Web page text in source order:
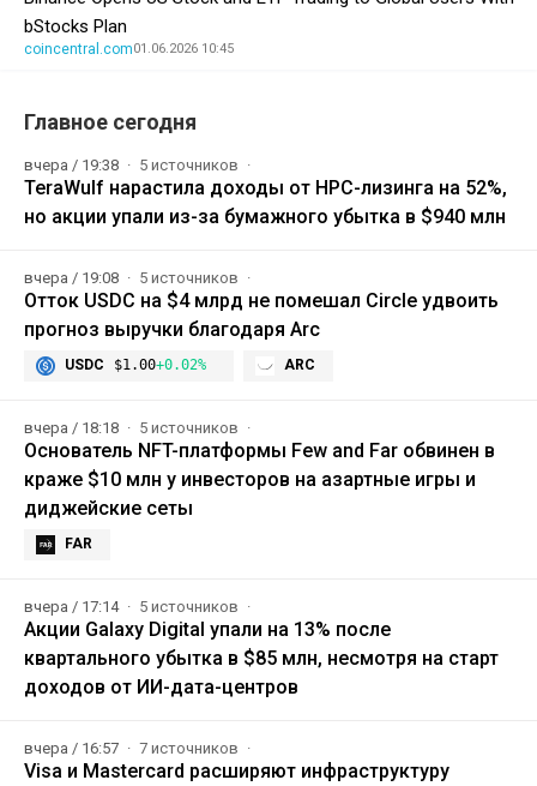
bStocks Plan
coincentral.com01.06.2026 10:45
Главное сегодня
вчера / 19:38 5 источников
TeraWulf нарастила доходы от HPC-лизинга на 52%,
но акции упали из-за бумажного убытка в $940 млн
вчера / 19:08 5 источников
Отток USDC на $4 млрд не помешал Circle удвоить
прогноз выручки благодаря Arc
USDC $1.00+0.02% ARC
вчера / 18:18 5 источников
Основатель NFT-платформы Few and Far обвинен в
краже $10 млн у инвесторов на азартные игры и
диджейские сеты
FAR
вчера / 17:14 5 источников
Акции Galaxy Digital упали на 13% после
квартального убытка в $85 млн, несмотря на старт
доходов от ИИ-дата-центров
вчера / 16:57 7 источников
Visa и Mastercard расширяют инфраструктуру